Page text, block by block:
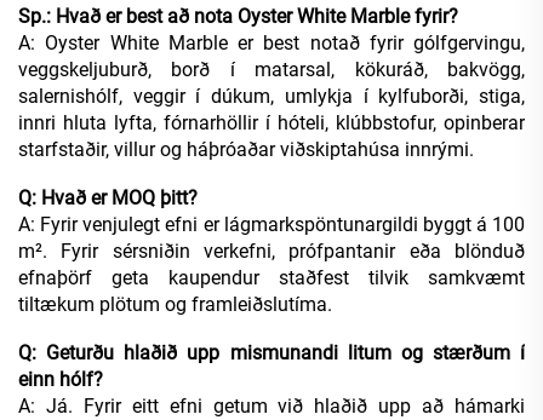
Sp.: Hvað er best að nota Oyster White Marble fyrir?
A: Oyster White Marble er best notað fyrir gólfgervingu,
veggskeljuburð, borð í matarsal, kökuráð, bakvögg,
salernishólf, veggir í dúkum, umlykja í kylfuborði, stiga,
innri hluta lyfta, fórnarhöllir í hóteli, klúbbstofur, opinberar
starfstaðir, villur og háþróaðar viðskiptahúsa innrými.
Q: Hvað er MOQ þitt?
A: Fyrir venjulegt efni er lágmarkspöntunargildi byggt á 100
m². Fyrir sérsniðin verkefni, prófpantanir eða blönduð
efnaþörf geta kaupendur staðfest tilvik samkvæmt
tiltækum plötum og framleiðslutíma.
Q: Geturðu hlaðið upp mismunandi litum og stærðum í
einn hólf?
A: Já. Fyrir eitt efni getum við hlaðið upp að hámarki